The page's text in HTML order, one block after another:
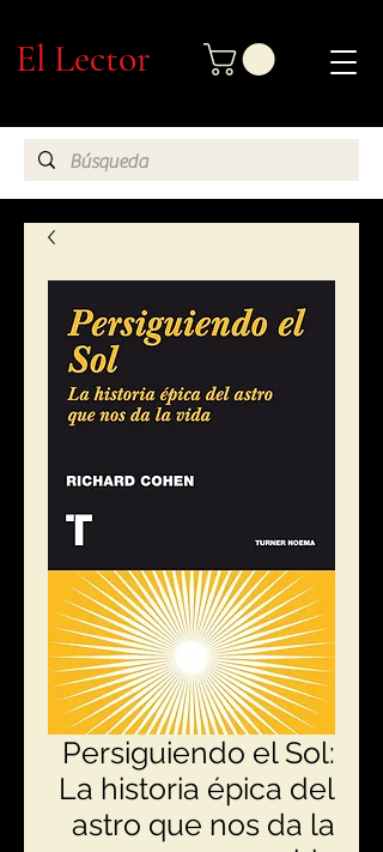
El Lector
Persiguiendo el Sol:
La historia épica del
astro que nos da la